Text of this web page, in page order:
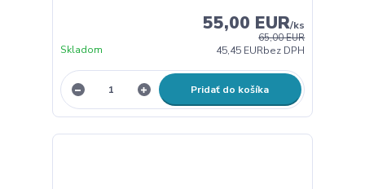
65,00 EUR
55,00 EUR/ks
45,45 EURbez DPH
Skladom
Pridať do košíka